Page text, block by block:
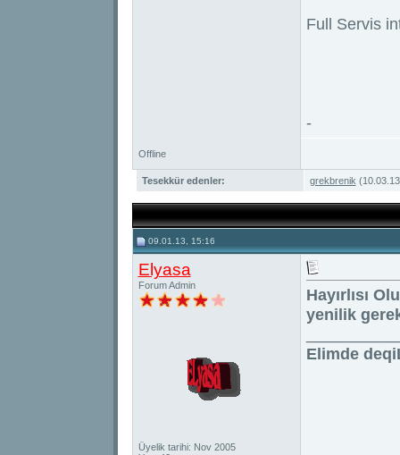
Full Servis
-
Offline
Tesekkür edenler: grekbrenik
09.01.13, 15:16
Elyasa
Forum Admin
Üyelik tarihi: Nov 2005
Hayırlısı
yenilik
Elimde